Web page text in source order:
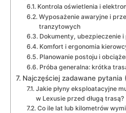
Kontrola oświetlenia i
Wyposażenie awaryjne i
tranzytowych
Dokumenty, ubezpieczenie
Komfort i ergonomia
Planowanie postoju i
Próba generalna: krótka
Najczęściej zadawane pytania
Jakie płyny eksploatacyjne
w Lexusie przed długą trasą?
Co ile lat lub kilometrów